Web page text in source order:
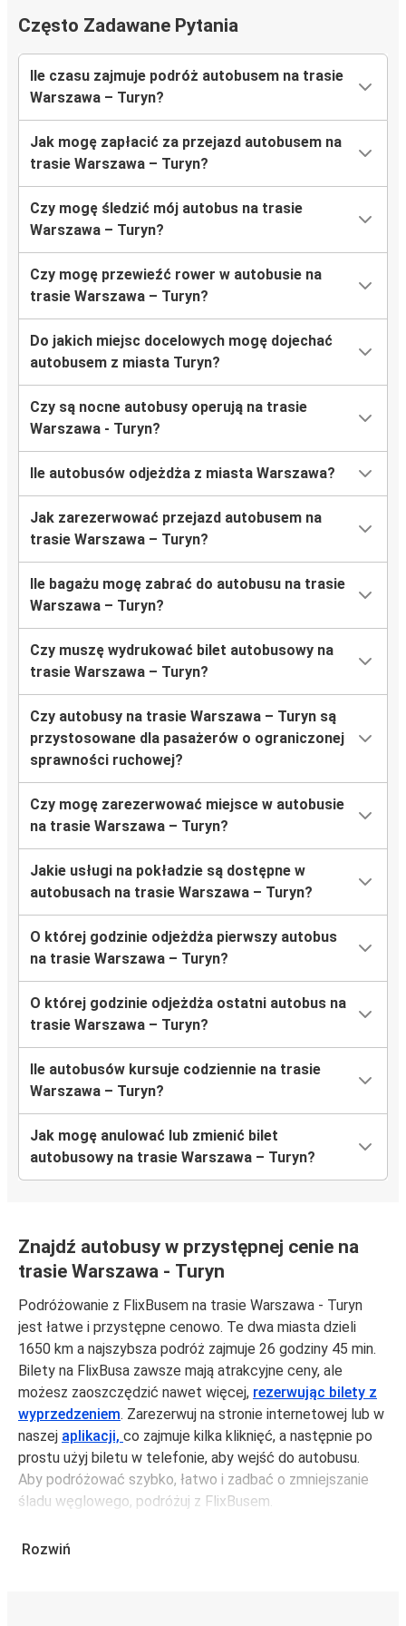
Często Zadawane Pytania
Ile czasu zajmuje podróż autobusem na trasie
Warszawa – Turyn?
Jak mogę zapłacić za przejazd autobusem na
trasie Warszawa – Turyn?
Czy mogę śledzić mój autobus na trasie
Warszawa – Turyn?
Czy mogę przewieźć rower w autobusie na
trasie Warszawa – Turyn?
Do jakich miejsc docelowych mogę dojechać
autobusem z miasta Turyn?
Czy są nocne autobusy operują na trasie
Warszawa - Turyn?
Ile autobusów odjeżdża z miasta Warszawa?
Jak zarezerwować przejazd autobusem na
trasie Warszawa – Turyn?
Ile bagażu mogę zabrać do autobusu na trasie
Warszawa – Turyn?
Czy muszę wydrukować bilet autobusowy na
trasie Warszawa – Turyn?
Czy autobusy na trasie Warszawa – Turyn są
przystosowane dla pasażerów o ograniczonej
sprawności ruchowej?
Czy mogę zarezerwować miejsce w autobusie
na trasie Warszawa – Turyn?
Jakie usługi na pokładzie są dostępne w
autobusach na trasie Warszawa – Turyn?
O której godzinie odjeżdża pierwszy autobus
na trasie Warszawa – Turyn?
O której godzinie odjeżdża ostatni autobus na
trasie Warszawa – Turyn?
Ile autobusów kursuje codziennie na trasie
Warszawa – Turyn?
Jak mogę anulować lub zmienić bilet
autobusowy na trasie Warszawa – Turyn?
Znajdź autobusy w przystępnej cenie na
trasie Warszawa - Turyn
Podróżowanie z FlixBusem na trasie Warszawa - Turyn
jest łatwe i przystępne cenowo. Te dwa miasta dzieli
1650 km a najszybsza podróż zajmuje 26 godziny 45 min.
Bilety na FlixBusa zawsze mają atrakcyjne ceny, ale
możesz zaoszczędzić nawet więcej, rezerwując bilety z
wyprzedzeniem. Zarezerwuj na stronie internetowej lub w
naszej aplikacji, co zajmuje kilka kliknięć, a następnie po
prostu użyj biletu w telefonie, aby wejść do autobusu.
Aby podróżować szybko, łatwo i zadbać o zmniejszanie
śladu węglowego, podróżuj z FlixBusem.
Rozwiń